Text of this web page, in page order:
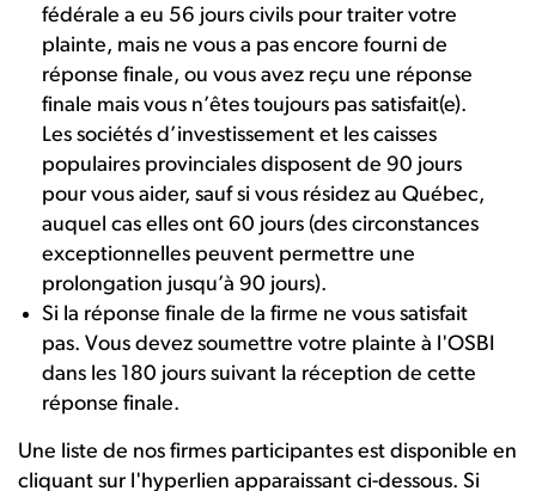
fédérale a eu 56 jours civils pour traiter votre
plainte, mais ne vous a pas encore fourni de
réponse finale, ou vous avez reçu une réponse
finale mais vous n’êtes toujours pas satisfait(e).
Les sociétés d’investissement et les caisses
populaires provinciales disposent de 90 jours
pour vous aider, sauf si vous résidez au Québec,
auquel cas elles ont 60 jours (des circonstances
exceptionnelles peuvent permettre une
prolongation jusqu’à 90 jours).
Si la réponse finale de la firme ne vous satisfait
pas. Vous devez soumettre votre plainte à l'OSBI
dans les 180 jours suivant la réception de cette
réponse finale.
Une liste de nos firmes participantes est disponible en
cliquant sur l'hyperlien apparaissant ci-dessous. Si